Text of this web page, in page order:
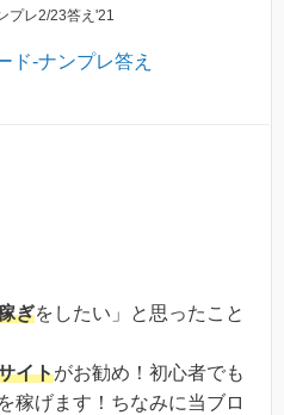
プレ2/23答え'21
ド-ナンプレ答え
ぎをしたい」と思ったこと
イトがお勧め！初心者でも
稼げます！ちなみに当ブロ